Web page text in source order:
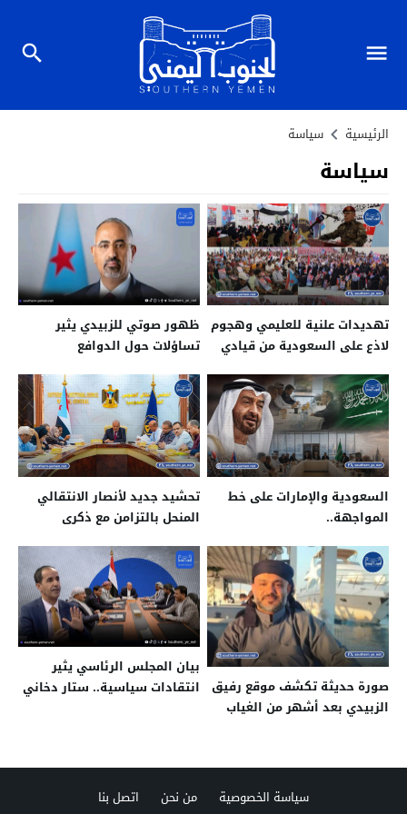
الرئيسية سياسة
سياسة
تهديدات علنية للعليمي وهجوم
لاذع على السعودية من قيادي
ظهور صوتي للزبيدي يثير
تساؤلات حول الدوافع
السعودية والإمارات على خط
المواجهة..
تحشيد جديد لأنصار الانتقالي
المنحل بالتزامن مع ذكرى
صورة حديثة تكشف موقع رفيق
الزبيدي بعد أشهر من الغياب
بيان المجلس الرئاسي يثير
انتقادات سياسية.. ستار دخاني
سياسة الخصوصية من نحن اتصل بنا